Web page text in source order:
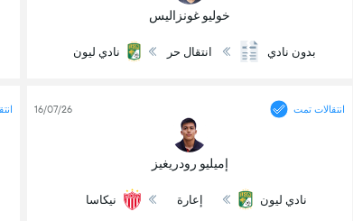
خوليو غونزاليس
بدون نادي انتقال حر نادي ليون
انتقالات تمت
إميليو رودريغيز
16/07/26
نادي ليون إعارة نيكاسا